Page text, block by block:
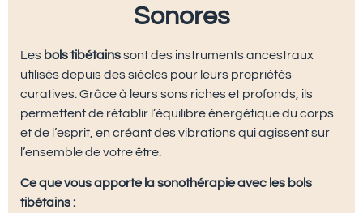
Sonores
Les bols tibétainssont des instruments ancestraux
utilisés depuis des siècles pour leurs propriétés
curatives. Grâce à leurs sons riches et profonds, ils
permettent de rétablir l’équilibre énergétique du corps
et de l’esprit, en créant des vibrations qui agissent sur
l’ensemble de votre être.
Ce que vous apporte la sonothérapie avec les bols
tibétains :